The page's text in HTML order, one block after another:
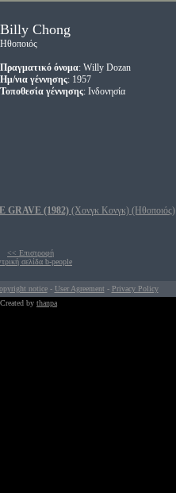
Billy Chong
Ηθοποιός
Πραγματικό όνομα: Willy Dozan
Ημ/νια γέννησης: 1957
Τοποθεσία γέννησης: Ινδονησία
GRAVE (1982) (Χονγκ Κονγκ) (Ηθοποιός)
<< Επιστροφή
σελίδα b-people
notice- User Agreement - Privacy Policy
Created by thanpa